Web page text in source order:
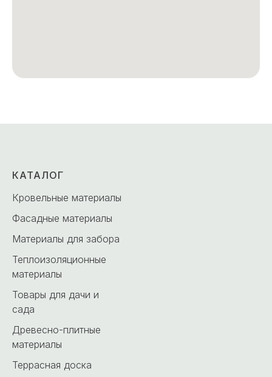
КАТАЛОГ
Кровельные материалы
Фасадные материалы
Материалы для забора
Теплоизоляционные
материалы
Товары для дачи и
сада
Древесно-плитные
материалы
Террасная доска